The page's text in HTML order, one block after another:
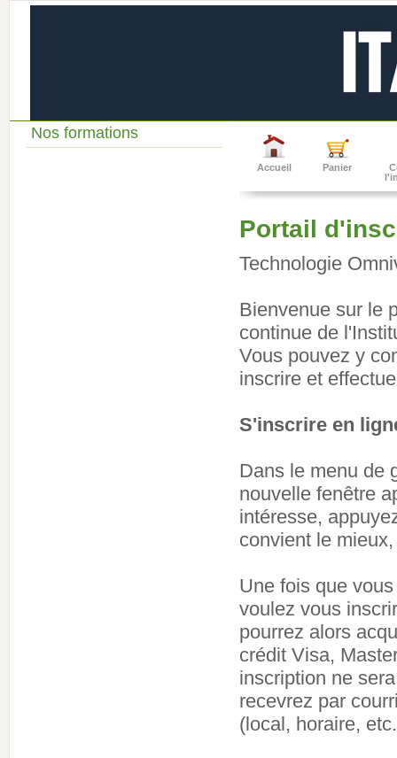
Nos formations
Accueil Panier
Portail
Technologie
Bienvenue sur le
continue de
Vous pouvez y
inscrire et
S'inscrire en
Dans le menu de
nouvelle fenêtre
intéresse,
convient le
Une fois que
voulez vous
pourrez alors
crédit Visa,
inscription ne
recevrez par
(local, horaire,